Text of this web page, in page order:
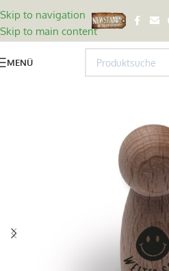
Skip to navigation
Skip to main content
MENÜ